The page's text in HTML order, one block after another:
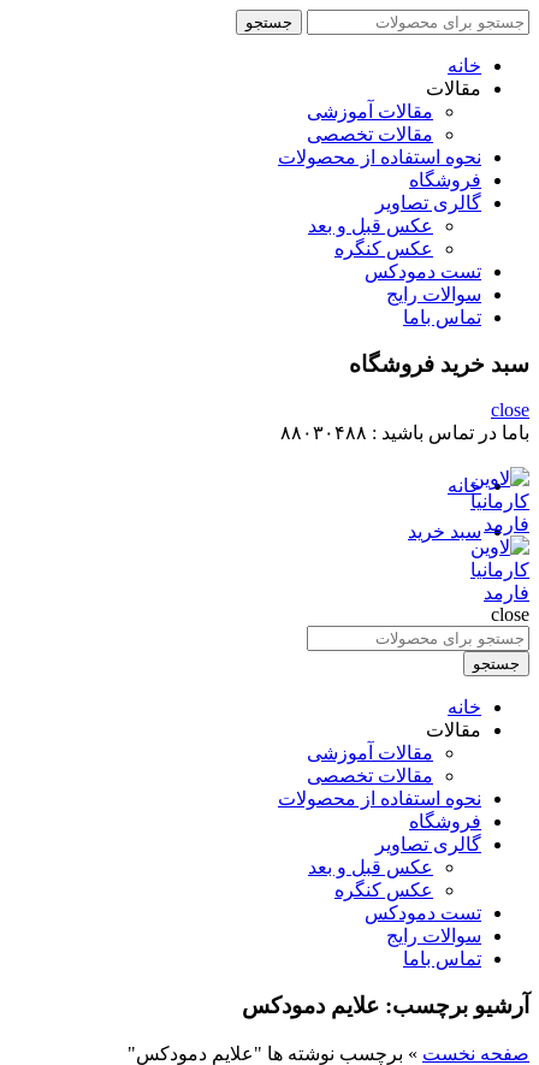
جستجو
جستجو
خانه
مقالات
مقالات آموزشی
مقالات تخصصی
نحوه استفاده از محصولات
فروشگاه
گالری تصاویر
عکس قبل و بعد
عکس کنگره
تست دمودکس
سوالات رایج
تماس باما
سبد خرید فروشگاه
close
باما در تماس باشید : ۸۸۰۳۰۴۸۸
خانه
سبد خرید
close
جستجو
برای
:
جستجو
خانه
مقالات
مقالات آموزشی
مقالات تخصصی
نحوه استفاده از محصولات
فروشگاه
گالری تصاویر
عکس قبل و بعد
عکس کنگره
تست دمودکس
سوالات رایج
تماس باما
آرشیو برچسب: علایم دمودکس
صفحه نخست » برچسب نوشته ها "علایم دمودکس"